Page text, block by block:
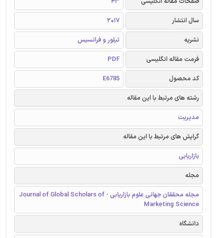
سال انتشار
2017
نشریه
تیلور و فرانسیس
فرمت مقاله انگلیسی
PDF
کد محصول
E6785
رشته های مرتبط با این مقاله
مدیریت
گرایش های مرتبط با این مقاله
بازاریابی
مجله
مجله محققان جهانی علوم بازاریابی - Journal of Global Scholars of
Marketing Science
دانشگاه